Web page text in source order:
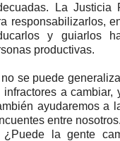
La Justicia
responsabilizarlos,
y guiarlos
productivas.
se puede
a cambiar,
ayudaremos a
entre nosotros.
la gente